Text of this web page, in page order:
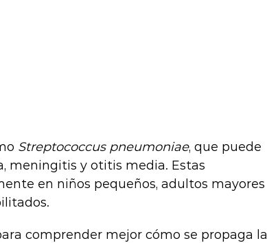
Streptococcus pneumoniae, que puede
meningitis y otitis media. Estas
en niños pequeños, adultos mayores
comprender mejor cómo se propaga la